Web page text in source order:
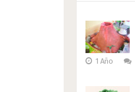
1 Año